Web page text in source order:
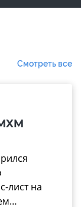
Смотреть все
лист на